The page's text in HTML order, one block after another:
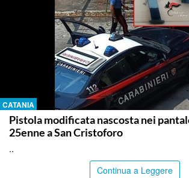
CATANIA
Pistola modificata nascosta nei
25enne a San Cristoforo
..
Continua a Leggere